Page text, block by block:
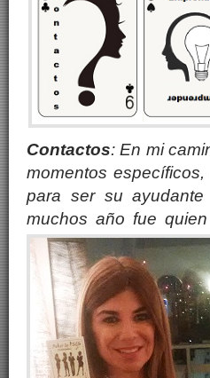
Contactos: En mi
momentos especí
para ser su
muchos año fue